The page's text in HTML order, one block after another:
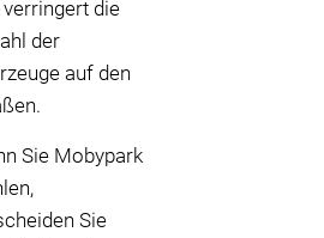
verringert die
der
auf den
Sie Mobypark
Sie